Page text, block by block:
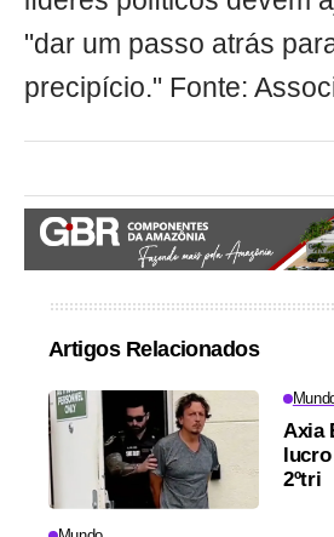
"dar um passo atrás
precipício." Fonte:
Artigos Relacionados
Axia
lucro
2ºtri